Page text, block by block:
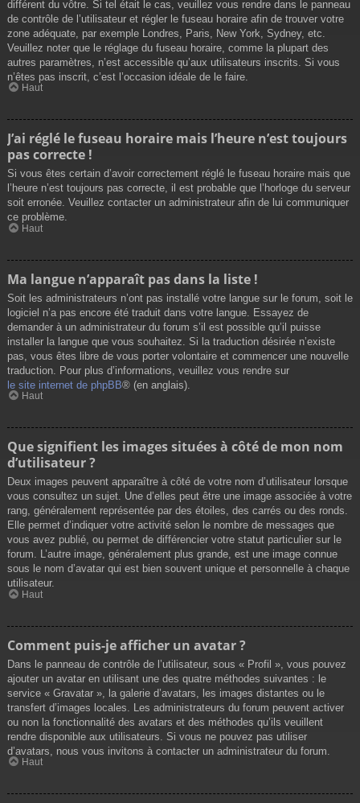
différent du vôtre. Si tel était le cas, veuillez vous rendre dans le panneau
de contrôle de l’utilisateur et régler le fuseau horaire afin de trouver votre
zone adéquate, par exemple Londres, Paris, New York, Sydney, etc.
Veuillez noter que le réglage du fuseau horaire, comme la plupart des
autres paramètres, n’est accessible qu’aux utilisateurs inscrits. Si vous
n’êtes pas inscrit, c’est l’occasion idéale de le faire.
Haut
J’ai réglé le fuseau horaire mais l’heure n’est toujours
pas correcte !
Si vous êtes certain d’avoir correctement réglé le fuseau horaire mais que
l’heure n’est toujours pas correcte, il est probable que l’horloge du serveur
soit erronée. Veuillez contacter un administrateur afin de lui communiquer
ce problème.
Haut
Ma langue n’apparaît pas dans la liste !
Soit les administrateurs n’ont pas installé votre langue sur le forum, soit le
logiciel n’a pas encore été traduit dans votre langue. Essayez de
demander à un administrateur du forum s’il est possible qu’il puisse
installer la langue que vous souhaitez. Si la traduction désirée n’existe
pas, vous êtes libre de vous porter volontaire et commencer une nouvelle
traduction. Pour plus d’informations, veuillez vous rendre sur
le site internet de phpBB® (en anglais).
Haut
Que signifient les images situées à côté de mon nom
d’utilisateur ?
Deux images peuvent apparaître à côté de votre nom d’utilisateur lorsque
vous consultez un sujet. Une d’elles peut être une image associée à votre
rang, généralement représentée par des étoiles, des carrés ou des ronds.
Elle permet d’indiquer votre activité selon le nombre de messages que
vous avez publié, ou permet de différencier votre statut particulier sur le
forum. L’autre image, généralement plus grande, est une image connue
sous le nom d’avatar qui est bien souvent unique et personnelle à chaque
utilisateur.
Haut
Comment puis-je afficher un avatar ?
Dans le panneau de contrôle de l’utilisateur, sous « Profil », vous pouvez
ajouter un avatar en utilisant une des quatre méthodes suivantes : le
service « Gravatar », la galerie d’avatars, les images distantes ou le
transfert d’images locales. Les administrateurs du forum peuvent activer
ou non la fonctionnalité des avatars et des méthodes qu’ils veuillent
rendre disponible aux utilisateurs. Si vous ne pouvez pas utiliser
d’avatars, nous vous invitons à contacter un administrateur du forum.
Haut